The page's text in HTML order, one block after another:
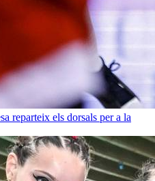
reparteix els dorsals per a la